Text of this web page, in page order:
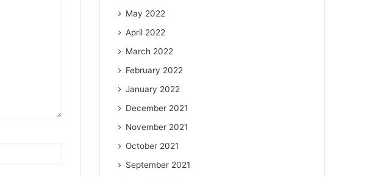
May 2022
April 2022
March 2022
February 2022
January 2022
December 2021
November 2021
October 2021
September 2021